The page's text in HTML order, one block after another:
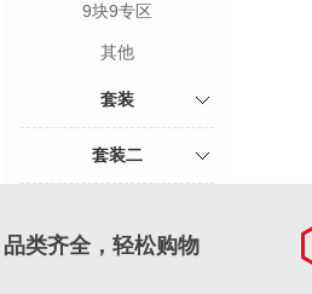
9块9专区
其他
套装
套装二
品类齐全，轻松购物